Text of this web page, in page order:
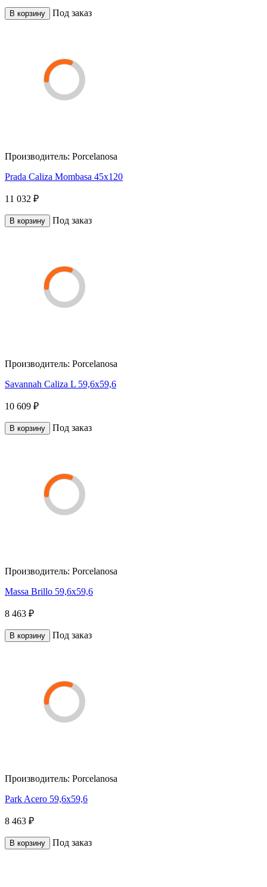
В корзину Под заказ
Производитель: Porcelanosa
Prada Caliza Mombasa 45x120
11 032 ₽
В корзину Под заказ
Производитель: Porcelanosa
Savannah Caliza L 59,6х59,6
10 609 ₽
В корзину Под заказ
Производитель: Porcelanosa
Massa Brillo 59,6x59,6
8 463 ₽
В корзину Под заказ
Производитель: Porcelanosa
Park Acero 59,6x59,6
8 463 ₽
В корзину Под заказ